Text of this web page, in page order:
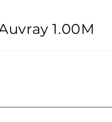
1.00M